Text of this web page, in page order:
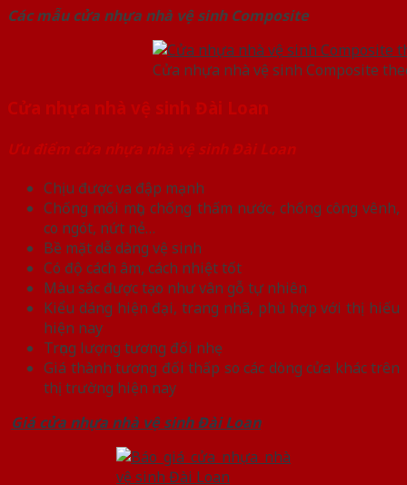
Các mẫu cửa nhựa nhà vệ sinh Composite
Cửa nhựa nhà vệ sinh Composite
Cửa nhựa nhà vệ sinh Đài Loan
Ưu điểm cửa nhựa nhà vệ sinh Đài Loan
Chịu được va đập mạnh
Chống mối mọt, chống thấm nước, chống công vênh,
co ngót, nứt nẻ…
Bề mặt dễ dàng vệ sinh
Có độ cách âm, cách nhiệt tốt
Màu sắc được tạo như vân gỗ tự nhiên
Kiểu dáng hiện đại, trang nhã, phù hợp với thị hiếu
hiện nay
Trọng lượng tương đối nhẹ
Giá thành tương đối thấp so các dòng cửa khác trên
thị trường hiện nay
Giá cửa nhựa nhà vệ sinh Đài Loan